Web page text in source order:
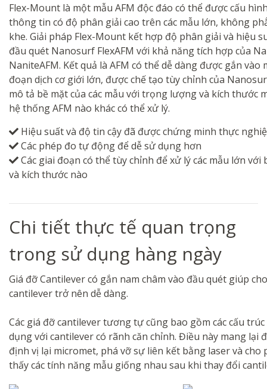
Flex-Mount là một mẫu AFM độc đáo có thể được cấu
thông tin có độ phân giải cao trên các mẫu lớn, không
khe. Giải pháp Flex-Mount kết hợp độ phân giải và hiệu
đầu quét Nanosurf FlexAFM với khả năng tích hợp của
NaniteAFM. Kết quả là AFM có thể dễ dàng được gắn vào
đoạn dịch cơ giới lớn, được chế tạo tùy chỉnh của
mô tả bề mặt của các mẫu với trọng lượng và kích thước
hệ thống AFM nào khác có thể xử lý.
Hiệu suất và độ tin cậy đã được chứng minh thực
Các phép đo tự động để dễ sử dụng hơn
Các giai đoạn có thể tùy chỉnh để xử lý các mẫu lớn với
và kích thước nào
Chi tiết thực tế quan trọng
trong sử dụng hàng ngày
Giá đỡ Cantilever có gắn nam châm vào đầu quét giúp
cantilever trở nên dễ dàng.
Các giá đỡ cantilever tương tự cũng bao gồm các cấu
dụng với cantilever có rãnh căn chỉnh. Điều này mang lại
định vị lại micromet, phá vỡ sự liên kết bằng laser và cho
thấy các tính năng mẫu giống nhau sau khi thay đổi